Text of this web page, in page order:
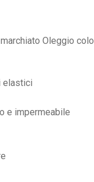
Oleggio
elastici
e impermeabile